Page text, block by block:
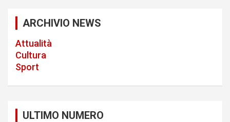
a
ARCHIVIO NEWS
Attualità
Cultura
Sport
ULTIMO NUMERO